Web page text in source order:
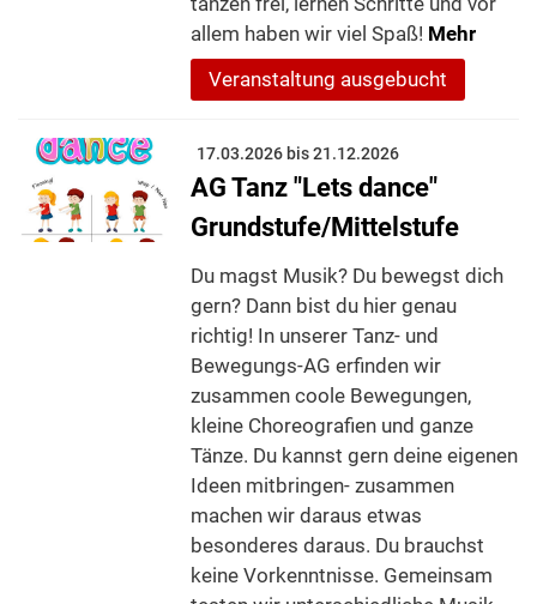
allem haben wir viel Spaß! Mehr
Veranstaltung ausgebucht
17.03.2026 bis 21.12.2026
AG Tanz "Lets dance"
Grundstufe/Mittelstufe
Du magst Musik? Du bewegst dich
gern? Dann bist du hier genau
richtig! In unserer Tanz- und
Bewegungs-AG erfinden wir
zusammen coole Bewegungen,
kleine Choreografien und ganze
Tänze. Du kannst gern deine eigenen
Ideen mitbringen- zusammen
machen wir daraus etwas
besonderes daraus. Du brauchst
keine Vorkenntnisse. Gemeinsam